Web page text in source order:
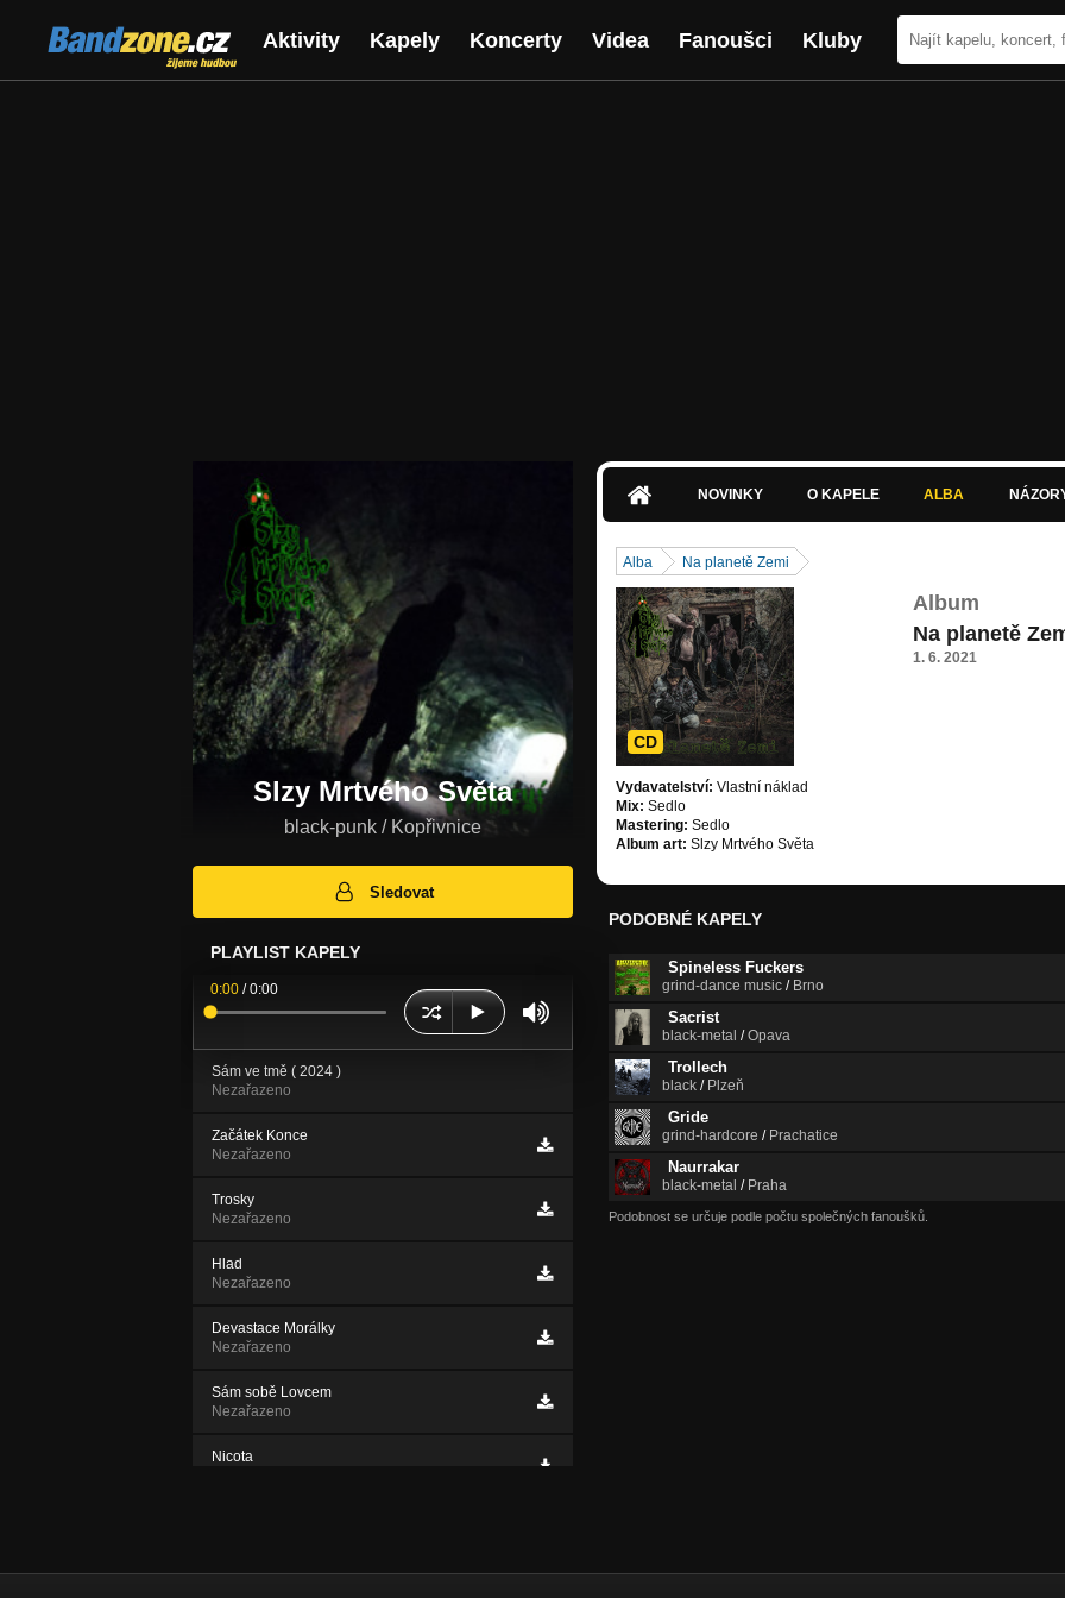
Bandzone.cz
žijeme hudbou
Aktivity Kapely Koncerty Videa Fanoušci Kluby
Slzy Mrtvého Světa
black-punk / Kopřivnice
Sledovat
PLAYLIST KAPELY
0:00 /0:00
Sám ve tmě ( 2024 )
Nezařazeno
Začátek Konce
Nezařazeno
Trosky
Nezařazeno
Hlad
Nezařazeno
Devastace Morálky
Nezařazeno
Sám sobě Lovcem
Nezařazeno
Nicota
NOVINKY O KAPELE ALBA
Alba Na planetě Zemi
CD
Vydavatelství: Vlastní náklad
Mix: Sedlo
Mastering: Sedlo
Album art: Slzy Mrtvého Světa
Album
Na planetě
1. 6. 2021
PODOBNÉ KAPELY
Spineless Fuckers
grind-dance music / Brno
Sacrist
black-metal /Opava
Trollech
black / Plzeň
Gride
grind-hardcore / Prachatice
Naurrakar
black-metal / Praha
Podobnost se určuje podle počtu společných fanoušků.